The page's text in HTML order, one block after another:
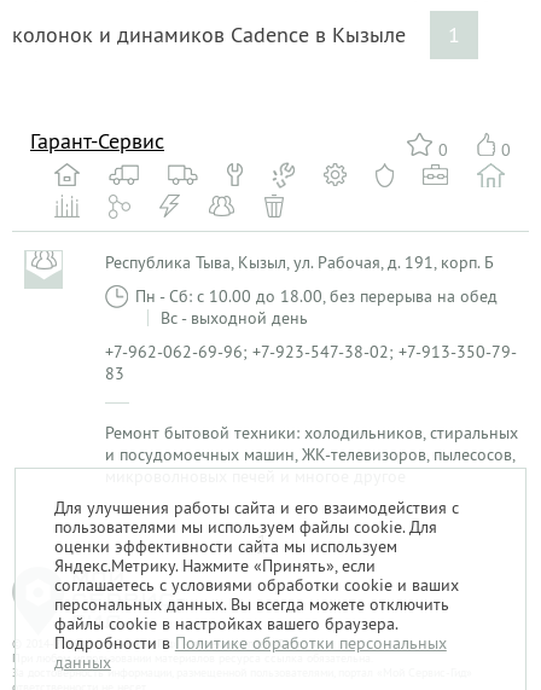
колонок и динамиков Cadence в Кызыле
1
0 0
Гарант-Сервис
Республика Тыва, Кызыл, ул. Рабочая, д. 191, корп. Б
Пн - Сб: с 10.00 до 18.00, без перерыва на обед
Вс - выходной день
+7-962-062-69-96; +7-923-547-38-02; +7-913-350-79-
83
Ремонт бытовой техники: холодильников, стиральных
и посудомоечных машин, ЖК-телевизоров, пылесосов,
микроволновых печей и многое другое
1
© 2014-2026. «Мой Сервис-Гид» – проект группы «Текарт».
При любом использовании материалов ресурса ссылка обязательна.
За достоверность информации, размещенной пользователями, портал «Мой Сервис-Гид»
Для улучшения работы сайта и его взаимодействия с
пользователями мы используем файлы cookie. Для
оценки эффективности сайта мы используем
Яндекс.Метрику. Нажмите «Принять», если
соглашаетесь с условиями обработки cookie и ваших
персональных данных. Вы всегда можете отключить
файлы cookie в настройках вашего браузера.
Подробности в Политике обработки персональных
данных